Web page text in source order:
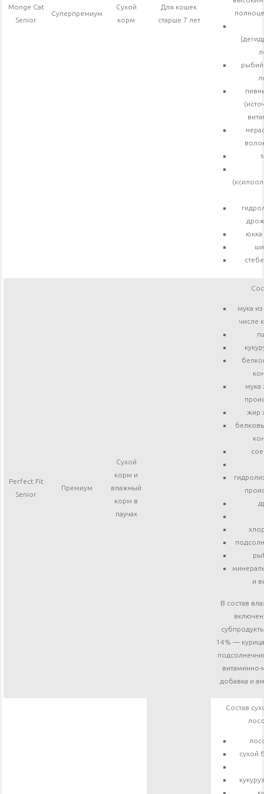
Monge Cat
Senior
Суперпремиум
Сухой
корм
Для кошек
старше 7 лет
юкка
Perfect Fit
Senior
Премиум
Сухой
корм и
влажный
корм в
паучах
мука
числе
мука
жир
и
В состав
14% —
витаминно-
добавка и
Состав
сухой